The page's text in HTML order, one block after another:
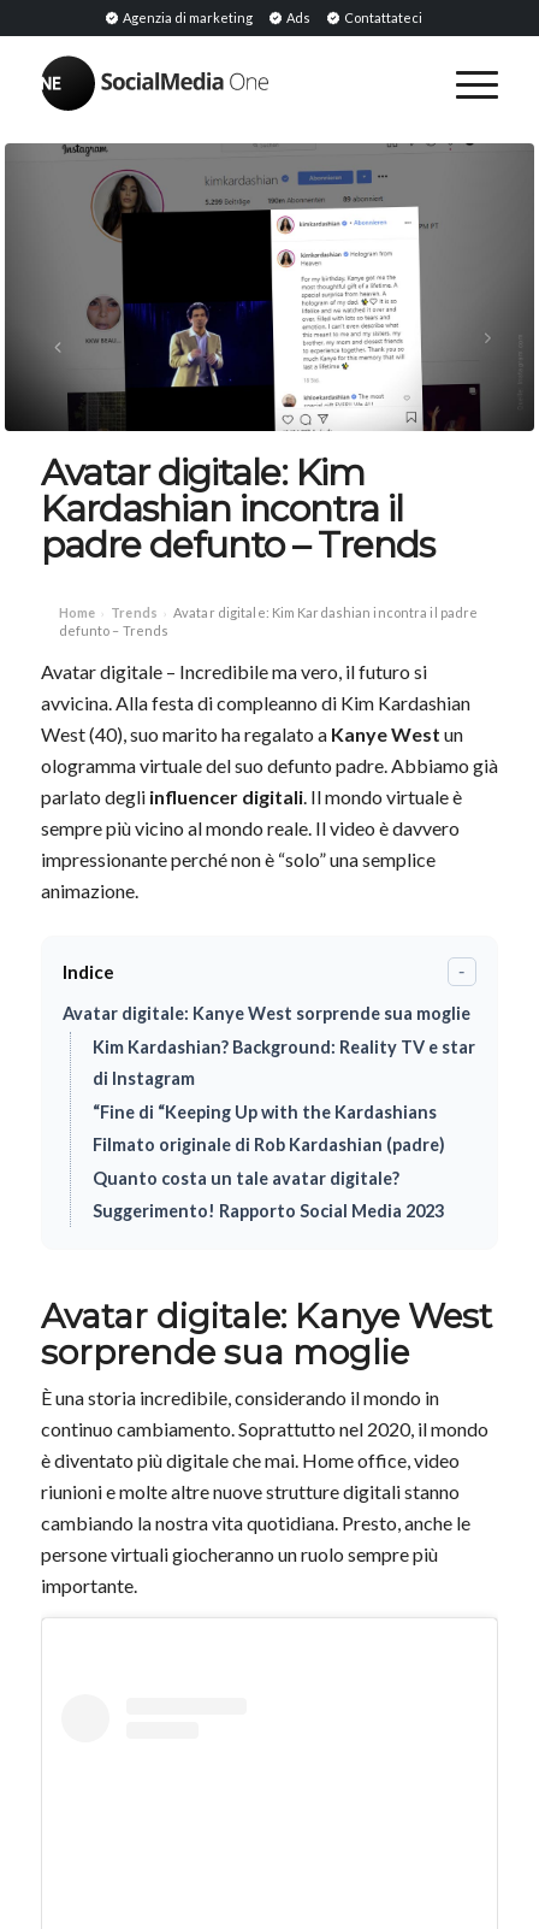
Agenzia di marketing Ads Contattateci
Avatar digitale: Kim
Kardashian incontra il
padre defunto – Trends
Home › Trends › Avatar digitale: Kim Kardashian incontra il padre
defunto – Trends
Avatar digitale – Incredibile ma vero, il futuro si
avvicina. Alla festa di compleanno di Kim Kardashian
West (40), suo marito ha regalato a Kanye West un
ologramma virtuale del suo defunto padre. Abbiamo già
parlato degli influencer digitali. Il mondo virtuale è
sempre più vicino al mondo reale. Il video è davvero
impressionante perché non è “solo” una semplice
animazione.
Indice -
Avatar digitale: Kanye West sorprende sua moglie
Kim Kardashian? Background: Reality TV e star
di Instagram
“Fine di “Keeping Up with the Kardashians
Filmato originale di Rob Kardashian (padre)
Quanto costa un tale avatar digitale?
Suggerimento! Rapporto Social Media 2023
Avatar digitale: Kanye West
sorprende sua moglie
È una storia incredibile, considerando il mondo in
continuo cambiamento. Soprattutto nel 2020, il mondo
è diventato più digitale che mai. Home office, video
riunioni e molte altre nuove strutture digitali stanno
cambiando la nostra vita quotidiana. Presto, anche le
persone virtuali giocheranno un ruolo sempre più
importante.